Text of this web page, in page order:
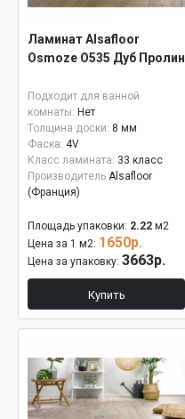
Ламинат Alsafloor
Osmoze O535 Дуб Пролин
Подходит для ванной
комнаты: Нет
Толщина доски: 8 мм
Фаска: 4V
Класс ламината: 33 класс
Производитель Alsafloor
(Франция)
Площадь упаковки: 2.22 м2
Цена за 1 м2: 1650р.
Цена за упаковку: 3663р.
Купить